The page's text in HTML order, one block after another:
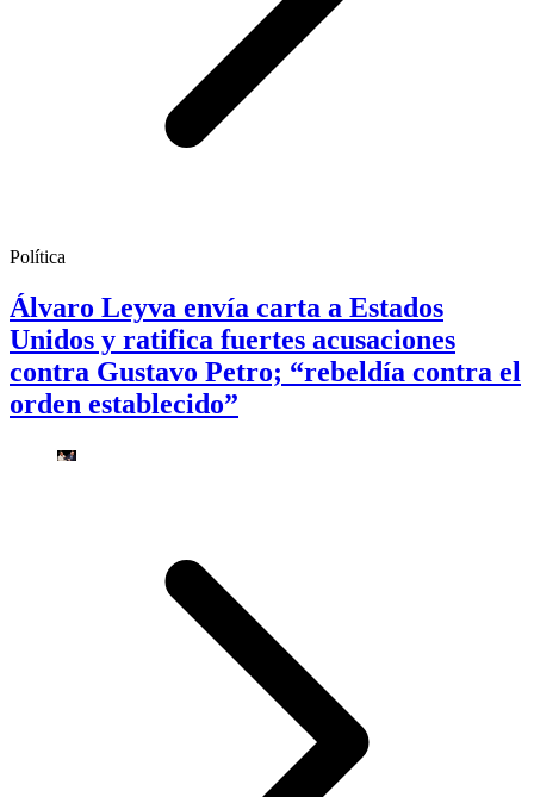
Política
Álvaro Leyva envía carta a Estados
Unidos y ratifica fuertes acusaciones
contra Gustavo Petro; “rebeldía contra el
orden establecido”